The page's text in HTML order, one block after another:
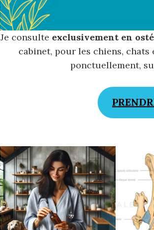
Je consulte exclusivement en
cabinet, pour les chiens, chats
ponctuellement,